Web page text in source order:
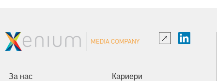
За нас Кариери